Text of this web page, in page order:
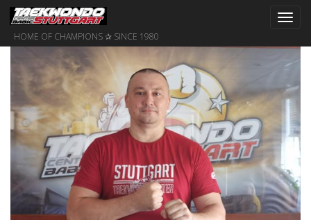
HOME OF CHAMPIONS ✰ SINCE 1980